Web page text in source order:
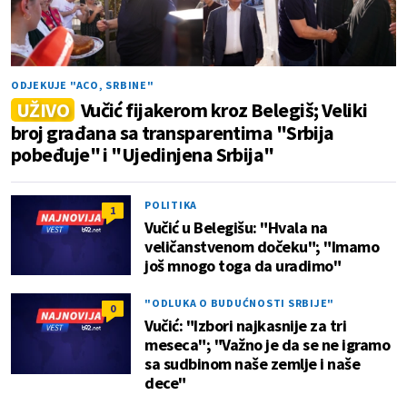
ODJEKUJE "ACO, SRBINE"
UŽIVO Vučić fijakerom kroz Belegiš; Veliki
broj građana sa transparentima "Srbija
pobeđuje" i "Ujedinjena Srbija"
1 POLITIKA
Vučić u Belegišu: "Hvala na
veličanstvenom dočeku"; "Imamo
još mnogo toga da uradimo"
0 "ODLUKA O BUDUĆNOSTI SRBIJE"
Vučić: "Izbori najkasnije za tri
meseca"; "Važno je da se ne igramo
sa sudbinom naše zemlje i naše
dece"